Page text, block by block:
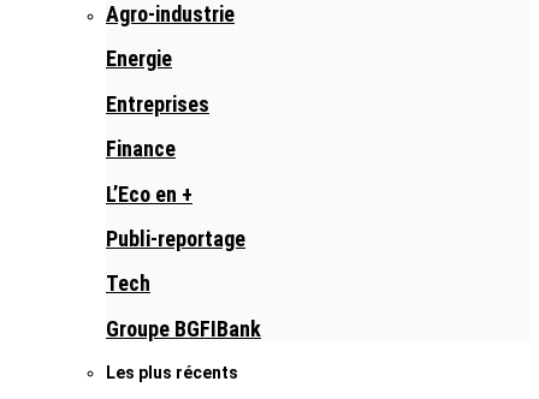
Agro-industrie
Energie
Entreprises
Finance
L’Eco en +
Publi-reportage
Tech
Groupe BGFIBank
Les plus récents